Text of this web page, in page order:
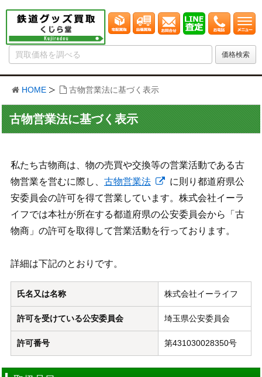
HOME 古物営業法に基づく表示
古物営業法に基づく表示
私たち古物商は、物の売買や交換等の営業活動である古
物営業を営むに際し、 古物営業法
に則り都道府県公
安委員会の許可を得て営業しています。株式会社イーラ
イフでは本社が所在する都道府県の公安委員会から「古
物商」の許可を取得して営業活動を行っております。
詳細は下記のとおりです。
氏名又は名称 株式会社イーライフ
許可を受けている公安委員会 埼玉県公安委員会
許可番号 第431030028350号